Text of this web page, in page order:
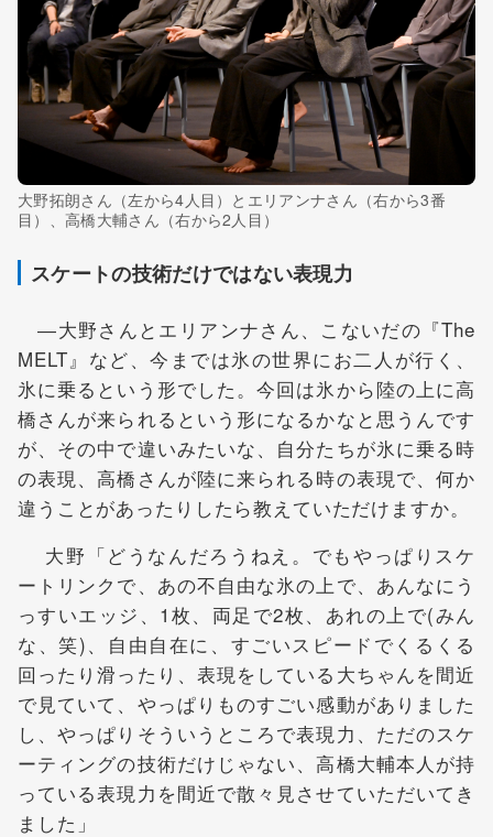
大野拓朗さん（左から4人目）とエリアンナさん（右から3番
目）、高橋大輔さん（右から2人目）
スケートの技術だけではない表現力
―大野さんとエリアンナさん、こないだの『The
MELT』など、今までは氷の世界にお二人が行く、
氷に乗るという形でした。今回は氷から陸の上に高
橋さんが来られるという形になるかなと思うんです
が、その中で違いみたいな、自分たちが氷に乗る時
の表現、高橋さんが陸に来られる時の表現で、何か
違うことがあったりしたら教えていただけますか。
大野「どうなんだろうねえ。でもやっぱりスケ
ートリンクで、あの不自由な氷の上で、あんなにう
っすいエッジ、1枚、両足で2枚、あれの上で(みん
な、笑)、自由自在に、すごいスピードでくるくる
回ったり滑ったり、表現をしている大ちゃんを間近
で見ていて、やっぱりものすごい感動がありました
し、やっぱりそういうところで表現力、ただのスケ
ーティングの技術だけじゃない、高橋大輔本人が持
っている表現力を間近で散々見させていただいてき
ました」